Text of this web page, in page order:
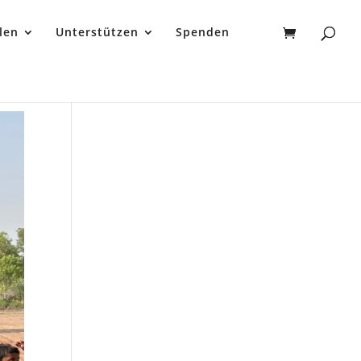
Unterstützen Spenden